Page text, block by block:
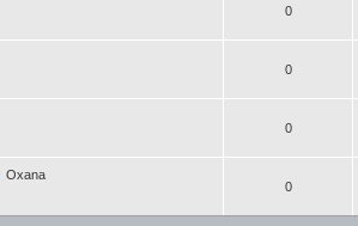
0
0
0
Oxana
0